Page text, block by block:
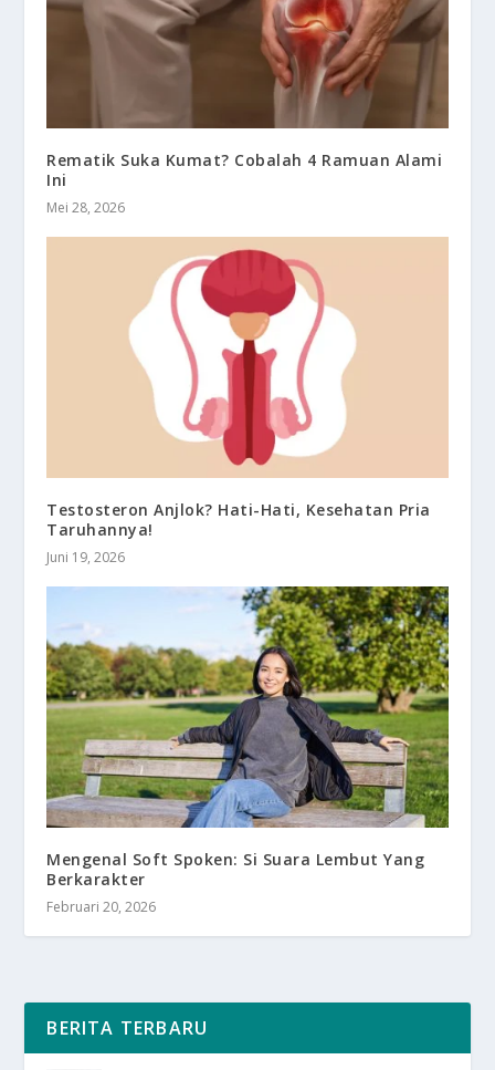
Rematik Suka Kumat? Cobalah 4 Ramuan Alami
Ini
Mei 28, 2026
Testosteron Anjlok? Hati-Hati, Kesehatan Pria
Taruhannya!
Juni 19, 2026
Mengenal Soft Spoken: Si Suara Lembut Yang
Berkarakter
Februari 20, 2026
BERITA TERBARU